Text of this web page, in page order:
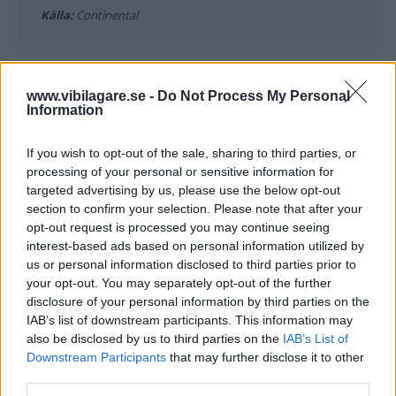
www.vibilagare.se - Do Not Process My Personal
Information
If you wish to opt-out of the sale, sharing to third parties, or
processing of your personal or sensitive information for
targeted advertising by us, please use the below opt-out
section to confirm your selection. Please note that after your
opt-out request is processed you may continue seeing
interest-based ads based on personal information utilized by
us or personal information disclosed to third parties prior to
your opt-out. You may separately opt-out of the further
disclosure of your personal information by third parties on the
IAB’s list of downstream participants. This information may
also be disclosed by us to third parties on the IAB’s List of
Downstream Participants that may further disclose it to other
Källa: Continental
DÄCKTYPER PÅ BÄRGADE BILAR:
Kalmar: 5, 2, 0
Halland:5, 1, 0
Jönköping:17, 11, 0
Kronoberg:8, 4, 0
Skåne:62, 31, 6
Värmland:7, 18, 0